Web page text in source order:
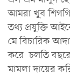
আমরা খুুব
তথ্য প্রযুক্তি
মে বিচারিক
করে চলতি
মামলা দায়ের